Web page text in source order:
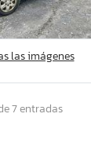
las imágenes
7 entradas